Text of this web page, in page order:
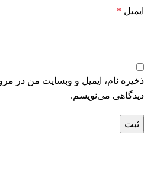
ایمیل *
ذخیره نام، ایمیل و وبسایت من در
دیدگاهی می‌نویسم.